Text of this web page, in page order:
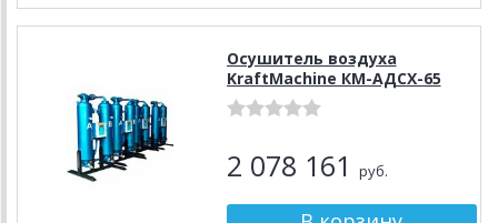
Осушитель воздуха
KraftMachine КМ-АДСХ-65
2 078 161 руб.